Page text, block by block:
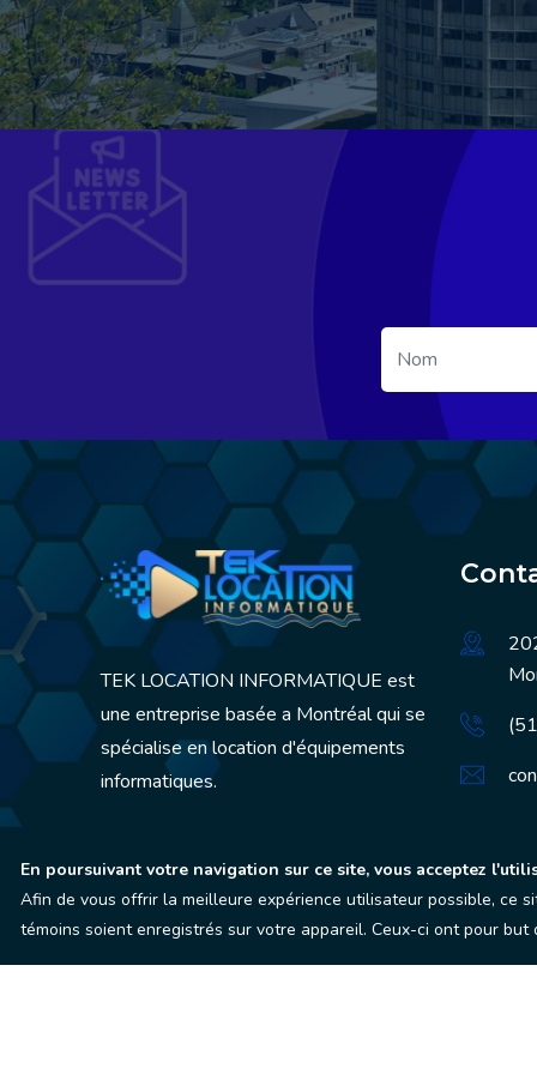
TEK LOCATION INFORMATIQUE est
une entreprise basée a Montréal qui se
spécialise en location d'équipements
informatiques.
En poursuivant votre navigation sur ce site, vous acceptez
Afin de vous offrir la meilleure expérience utilisateur possible, ce
témoins soient enregistrés sur votre appareil. Ceux-ci ont pour